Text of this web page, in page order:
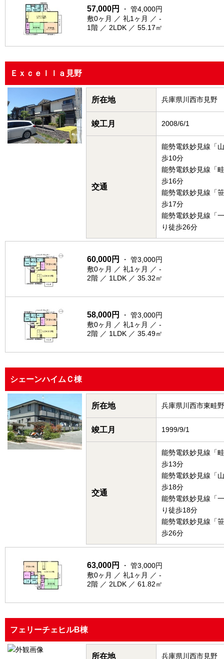
57,000円
・ 管4,000円
敷0ヶ月 ／ 礼1ヶ月 ／ -
1階 ／ 2LDK ／ 55.17㎡
Ｅｘｃｅｌｌａ見野
所在地 兵庫県川西市見野
竣工月 2008/6/1
交通
能勢電鉄妙見線「
歩10分
能勢電鉄妙見線「
歩16分
能勢電鉄妙見線「
歩17分
能勢電鉄妙見線「
り徒歩26分
60,000円
・ 管3,000円
敷0ヶ月 ／ 礼1ヶ月 ／ -
2階 ／ 1LDK ／ 35.32㎡
58,000円
・ 管3,000円
敷0ヶ月 ／ 礼1ヶ月 ／ -
2階 ／ 1LDK ／ 35.49㎡
シェーンハイムＣ棟
所在地 兵庫県川西市東畦野
竣工月 1999/9/1
交通
能勢電鉄妙見線「
歩13分
能勢電鉄妙見線「
歩18分
能勢電鉄妙見線「
り徒歩18分
能勢電鉄妙見線「
歩26分
63,000円
・ 管3,000円
敷0ヶ月 ／ 礼1ヶ月 ／ -
2階 ／ 2LDK ／ 61.82㎡
フェリーチェヒルB棟
所在地 兵庫県川西市見野